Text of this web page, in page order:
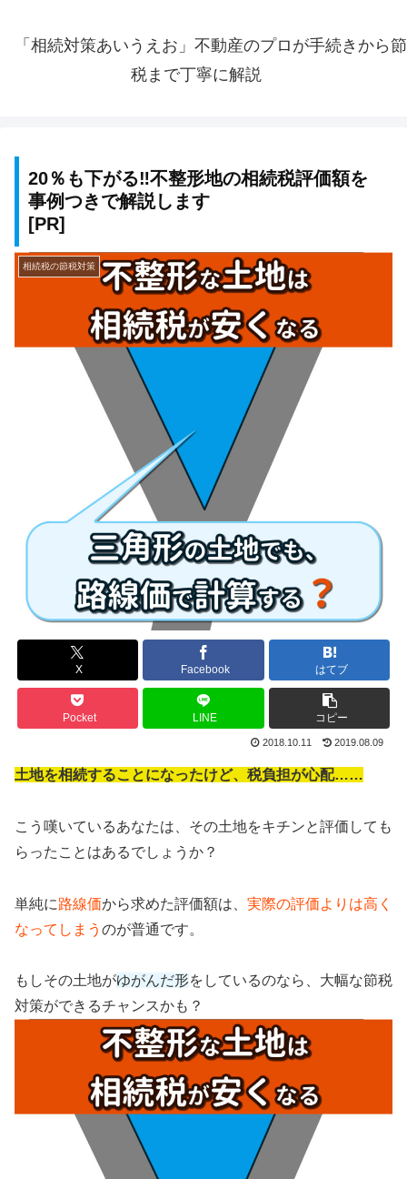
「相続対策あいうえお」不動産のプロが手続きから節
税まで丁寧に解説
20％も下がる‼️不整形地の相続税評価額を
事例つきで解説します
相続税の節税対策
X Facebook はてブ
Pocket LINE コピー
2018.10.11 2019.08.09
土地を相続することになったけど、税負担が心配……
こう嘆いているあなたは、その土地をキチンと評価しても
らったことはあるでしょうか？
単純に路線価から求めた評価額は、 実際の評価よりは高く
なってしまう のが普通です。
もしその土地がゆがんだ形をしているのなら、大幅な節税
対策ができるチャンスかも？